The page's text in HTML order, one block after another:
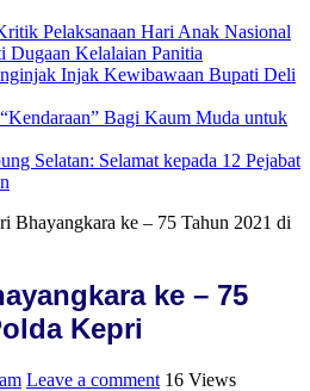
Pelaksanaan Hari Anak Nasional
Dugaan Kelalaian Panitia
Injak Kewibawaan Bupati Deli
Bagi Kaum Muda untuk
Selatan: Selamat kepada 12 Pejabat
Bhayangkara ke – 75 Tahun 2021 di
ke – 75
Kepri
Leave a comment 16 Views